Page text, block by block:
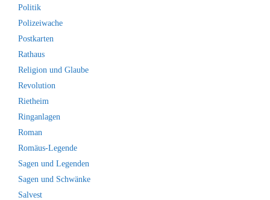
Politik
Polizeiwache
Postkarten
Rathaus
Religion und Glaube
Revolution
Rietheim
Ringanlagen
Roman
Romäus-Legende
Sagen und Legenden
Sagen und Schwänke
Salvest